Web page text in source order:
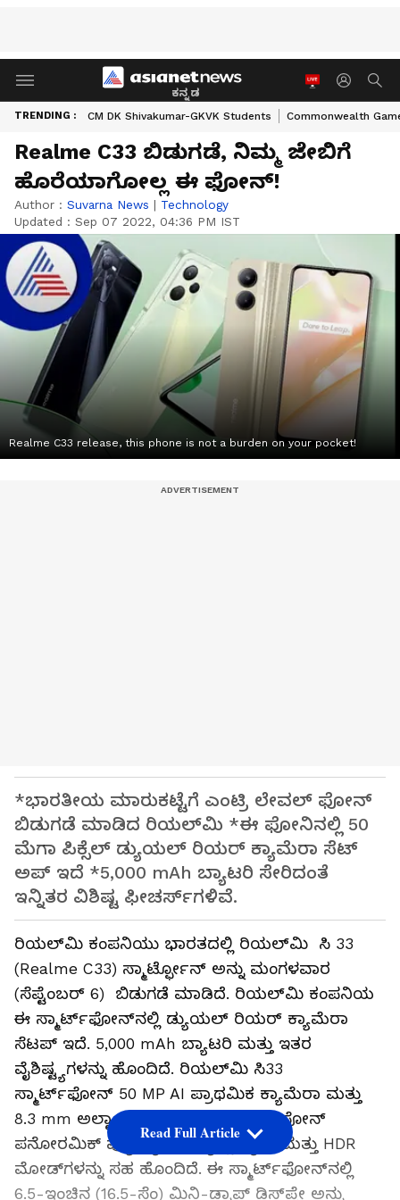
ಕನ್ನಡ
TRENDING : CM DK Shivakumar-GKVK Students Commonwealth
Realme C33 ಬಿಡುಗಡೆ, ನಿಮ್ಮ ಜೇಬಿಗೆ
ಹೊರೆಯಾಗೋಲ್ಲ ಈ ಫೋನ್!
Author : Suvarna News | Technology
Updated : Sep 07 2022, 04:36 PM IST
Realme C33 release, this phone is not a burden on your pocket!
*ಭಾರತೀಯ ಮಾರುಕಟ್ಟೆಗೆ ಎಂಟ್ರಿ ಲೇವಲ್ ಫೋನ್
ಬಿಡುಗಡೆ ಮಾಡಿದ ರಿಯಲ್‌ಮಿ *ಈ ಫೋನಿನಲ್ಲಿ 50
ಮೆಗಾ ಪಿಕ್ಸೆಲ್ ಡ್ಯುಯಲ್ ರಿಯರ್ ಕ್ಯಾಮೆರಾ ಸೆಟ್
ಅಪ್ ಇದೆ *5,000 mAh ಬ್ಯಾಟರಿ ಸೇರಿದಂತೆ
ಇನ್ನಿತರ ವಿಶಿಷ್ಟ ಫೀಚರ್ಸ್‌ಗಳಿವೆ.
ರಿಯಲ್‌ಮಿ ಕಂಪನಿಯು ಭಾರತದಲ್ಲಿ ರಿಯಲ್‌ಮಿ ಸಿ 33
(Realme C33) ಸ್ಮಾರ್ಟ್ಫೋನ್ ಅನ್ನು ಮಂಗಳವಾರ
(ಸೆಪ್ಟೆಂಬರ್ 6) ಬಿಡುಗಡೆ ಮಾಡಿದೆ. ರಿಯಲ್‌ಮಿ ಕಂಪನಿಯ
ಈ ಸ್ಮಾರ್ಟ್‌ಫೋನ್‌ನಲ್ಲಿ ಡ್ಯುಯಲ್ ರಿಯರ್ ಕ್ಯಾಮೆರಾ
ಸೆಟಪ್ ಇದೆ. 5,000 mAh ಬ್ಯಾಟರಿ ಮತ್ತು ಇತರ
ವೈಶಿಷ್ಟ್ಯಗಳನ್ನು ಹೊಂದಿದೆ. ರಿಯಲ್‌ಮಿ ಸಿ33
ಸ್ಮಾರ್ಟ್‌ಫೋನ್ 50 MP AI ಪ್ರಾಥಮಿಕ ಕ್ಯಾಮೆರಾ ಮತ್ತು
8.3 mm ಅಲ್ಟ್ರಾ- ಸ್ಲಿಮ್ ಬಾಡಿ ಹೊಂದಿದೆ. ಫೋನ್
ಪನೋರಮಿಕ್ ವ್ಯೂ, ಟೈಮ್ ಲ್ಯಾಪ್ಸ್, ನೈಟ್ ಮತ್ತು HDR
ಮೋಡ್‌ಗಳನ್ನು ಸಹ ಹೊಂದಿದೆ. ಈ ಸ್ಮಾರ್ಟ್‌ಫೋನ್‌‌ನಲ್ಲಿ
6.5-ಇಂಚಿನ (16.5-ಸೆಂ) ಮಿನಿ-ಡ್ರಾಪ್ ಡಿಸ್‌ಪ್ಲೇ ಅನ್ನು
Read Full Article